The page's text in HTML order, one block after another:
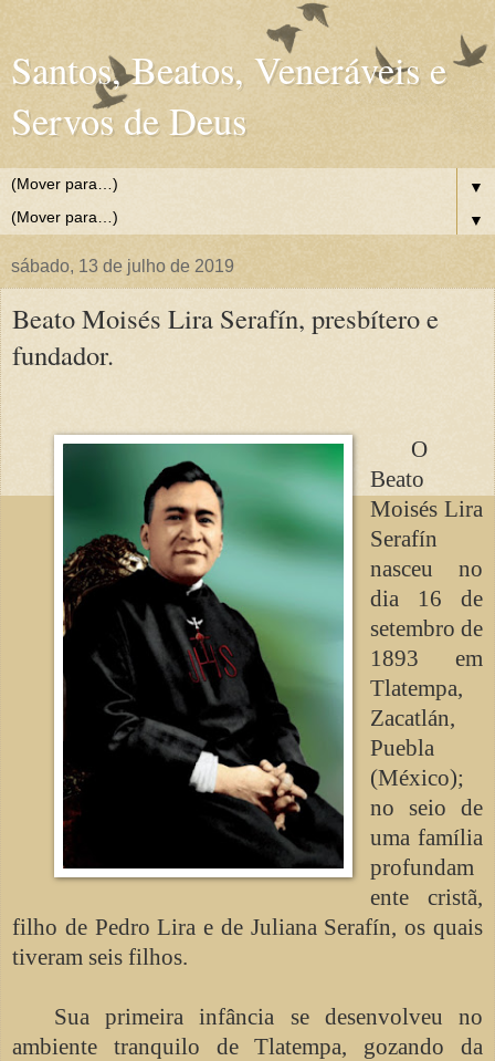
Santos, Beatos, Veneráveis e
Servos de Deus
▼
▼
sábado, 13 de julho de 2019
Beato Moisés Lira Serafín, presbítero e
fundador.
O
Beato
Moisés Lira
Serafín
nasceu no
dia 16 de
setembro de
1893 em
Tlatempa,
Zacatlán,
Puebla
(México);
no seio de
uma família
profundam
ente cristã,
filho de Pedro Lira e de Juliana Serafín, os quais
tiveram seis filhos.
Sua primeira infância se desenvolveu no
ambiente tranquilo de Tlatempa, gozando da